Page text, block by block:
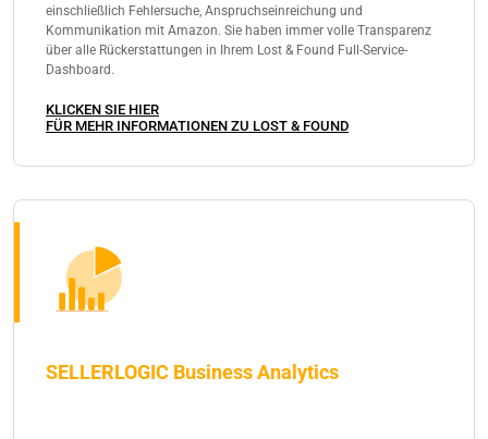
einschließlich Fehlersuche, Anspruchseinreichung und
Kommunikation mit Amazon. Sie haben immer volle Transparenz
über alle Rückerstattungen in Ihrem Lost & Found Full-Service-
Dashboard.
KLICKEN SIE HIER
FÜR MEHR INFORMATIONEN ZU LOST & FOUND
SELLERLOGIC Business Analytics